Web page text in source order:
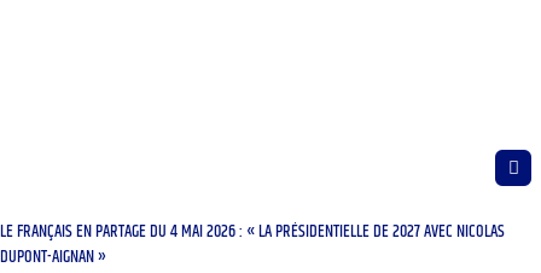
LE FRANÇAIS EN PARTAGE DU 4 MAI 2026 : « LA PRÉSIDENTIELLE DE 2027 AVEC NICOLAS
DUPONT-AIGNAN »